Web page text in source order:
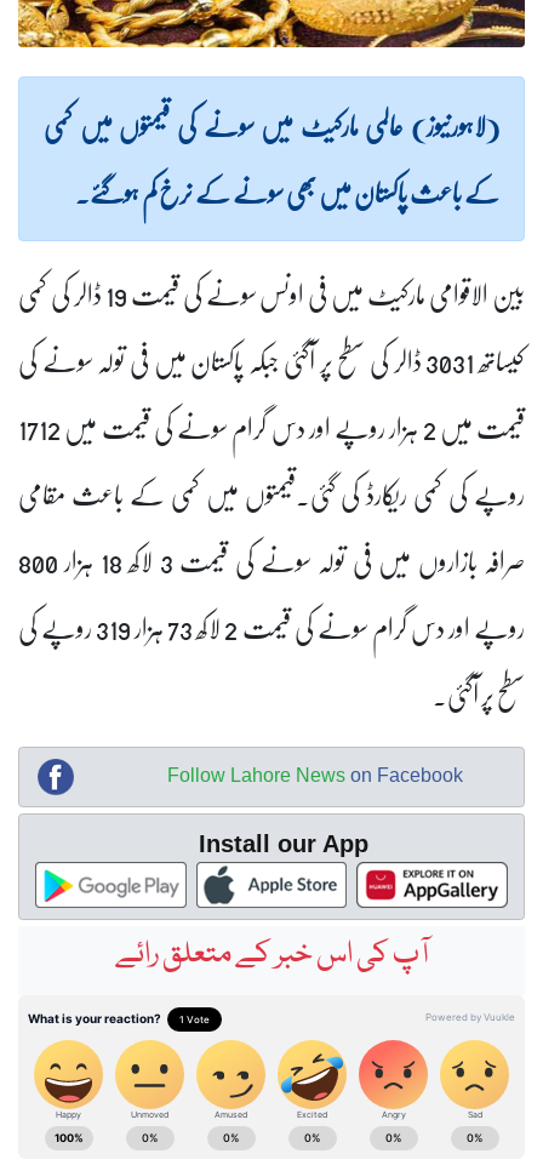
(لاہورنیوز) عالمی مارکیٹ میں سونے کی قیمتوں میں کمی
کے باعث پاکستان میں بھی سونے کے نرخ کم ہوگئے۔
بین الاقوامی مارکیٹ میں فی اونس سونے کی قیمت 19 ڈالر کی کمی
کیساتھ 3031 ڈالر کی سطح پر آگئی جبکہ پاکستان میں فی تولہ سونے کی
قیمت میں 2 ہزار روپے اور دس گرام سونے کی قیمت میں 1712
روپے کی کمی ریکارڈ کی گئی۔قیمتوں میں کمی کے باعث مقامی
صرافہ بازاروں میں فی تولہ سونے کی قیمت 3 لاکھ 18 ہزار 800
روپے اور دس گرام سونے کی قیمت 2 لاکھ 73 ہزار 319 روپے کی
سطح پر آگئی۔
Follow Lahore News on Facebook
Install our App
آپ کی اس خبر کے متعلق رائے